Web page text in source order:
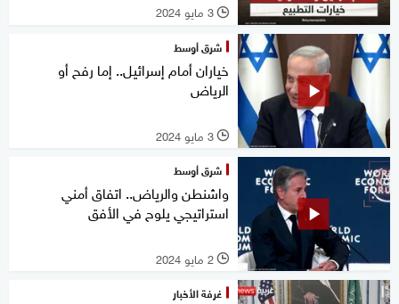
l 3 مايو 2024
شرق أوسط
خياران أمام إسرائيل.. إما رفح أو
الرياض
l 3 مايو 2024
شرق أوسط
واشنطن والرياض.. اتفاق أمني
استراتيجي يلوح في الأفق
l 2 مايو 2024
غرفة الأخبار